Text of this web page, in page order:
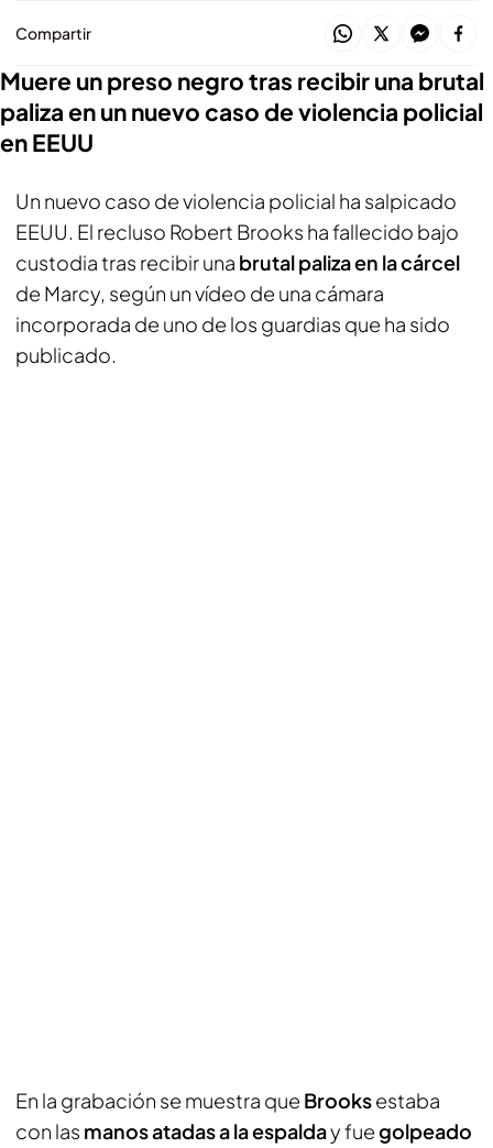
Compartir
Muere un preso negro tras recibir una brutal
paliza en un nuevo caso de violencia policial
en EEUU
Un nuevo caso de violencia policial ha salpicado
EEUU. El recluso Robert Brooks ha fallecido bajo
custodia tras recibir una brutal paliza en la cárcel
de Marcy, según un vídeo de una cámara
incorporada de uno de los guardias que ha sido
publicado.
En la grabación se muestra que Brooksestaba
con las manos atadas a la espalday fuegolpeado